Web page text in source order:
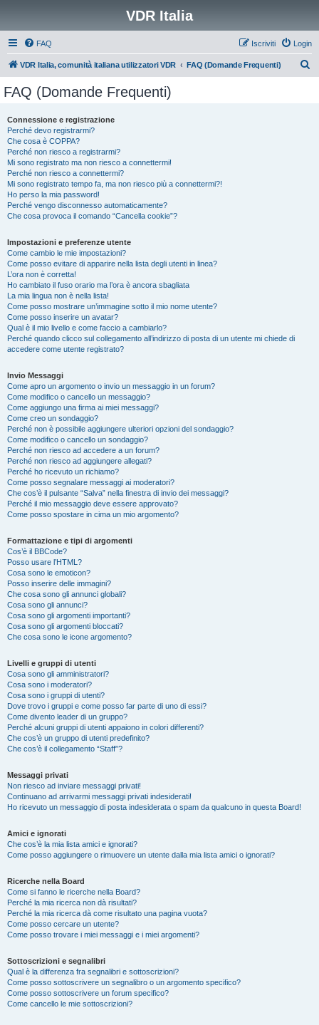
VDR Italia
FAQ Login
Iscriviti
VDR Italia, comunità italiana utilizzatori VDR FAQ (Domande Frequenti)
FAQ (Domande Frequenti)
Connessione e registrazione
Perché devo registrarmi?
Che cosa è COPPA?
Perché non riesco a registrarmi?
Mi sono registrato ma non riesco a connettermi!
Perché non riesco a connettermi?
Mi sono registrato tempo fa, ma non riesco più a connettermi?!
Ho perso la mia password!
Perché vengo disconnesso automaticamente?
Che cosa provoca il comando “Cancella cookie”?
Impostazioni e preferenze utente
Come cambio le mie impostazioni?
Come posso evitare di apparire nella lista degli utenti in linea?
L’ora non è corretta!
Ho cambiato il fuso orario ma l’ora è ancora sbagliata
La mia lingua non è nella lista!
Come posso mostrare un’immagine sotto il mio nome utente?
Come posso inserire un avatar?
Qual è il mio livello e come faccio a cambiarlo?
Perché quando clicco sul collegamento all’indirizzo di posta di un utente mi chiede di
accedere come utente registrato?
Invio Messaggi
Come apro un argomento o invio un messaggio in un forum?
Come modifico o cancello un messaggio?
Come aggiungo una firma ai miei messaggi?
Come creo un sondaggio?
Perché non è possibile aggiungere ulteriori opzioni del sondaggio?
Come modifico o cancello un sondaggio?
Perché non riesco ad accedere a un forum?
Perché non riesco ad aggiungere allegati?
Perché ho ricevuto un richiamo?
Come posso segnalare messaggi ai moderatori?
Che cos’è il pulsante “Salva” nella finestra di invio dei messaggi?
Perché il mio messaggio deve essere approvato?
Come posso spostare in cima un mio argomento?
Formattazione e tipi di argomenti
Cos’è il BBCode?
Posso usare l’HTML?
Cosa sono le emoticon?
Posso inserire delle immagini?
Che cosa sono gli annunci globali?
Cosa sono gli annunci?
Cosa sono gli argomenti importanti?
Cosa sono gli argomenti bloccati?
Che cosa sono le icone argomento?
Livelli e gruppi di utenti
Cosa sono gli amministratori?
Cosa sono i moderatori?
Cosa sono i gruppi di utenti?
Dove trovo i gruppi e come posso far parte di uno di essi?
Come divento leader di un gruppo?
Perché alcuni gruppi di utenti appaiono in colori differenti?
Che cos’è un gruppo di utenti predefinito?
Che cos’è il collegamento “Staff”?
Messaggi privati
Non riesco ad inviare messaggi privati!
Continuano ad arrivarmi messaggi privati indesiderati!
Ho ricevuto un messaggio di posta indesiderata o spam da qualcuno in questa Board!
Amici e ignorati
Che cos’è la mia lista amici e ignorati?
Come posso aggiungere o rimuovere un utente dalla mia lista amici o ignorati?
Ricerche nella Board
Come si fanno le ricerche nella Board?
Perché la mia ricerca non dà risultati?
Perché la mia ricerca dà come risultato una pagina vuota?
Come posso cercare un utente?
Come posso trovare i miei messaggi e i miei argomenti?
Sottoscrizioni e segnalibri
Qual è la differenza fra segnalibri e sottoscrizioni?
Come posso sottoscrivere un segnalibro o un argomento specifico?
Come posso sottoscrivere un forum specifico?
Come cancello le mie sottoscrizioni?